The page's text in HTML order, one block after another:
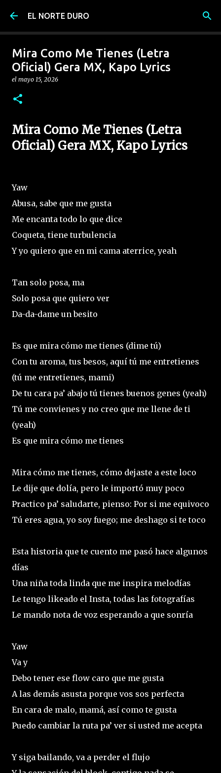
Ir al contenido principal
EL NORTE DURO
Mira Como Me Tienes (Letra
Oficial) Gera MX, Kapo Lyrics
el mayo 15, 2026
Mira Como Me Tienes (Letra
Oficial) Gera MX, Kapo Lyrics
Yaw
Abusa, sabe que me gusta
Me encanta todo lo que dice
Coqueta, tiene turbulencia
Y yo quiero que en mi cama aterrice, yeah
Tan solo posa, ma
Solo posa que quiero ver
Da-da-dame un besito
Es que mira cómo me tienes (dime tú)
Con tu aroma, tus besos, aquí tú me entretienes
(tú me entretienes, mami)
De tu cara pa’ abajo tú tienes buenos genes (yeah)
Tú me convienes y no creo que me llene de ti
(yeah)
Es que mira cómo me tienes
Mira cómo me tienes, cómo dejaste a este loco
Le dije que dolía, pero le importó muy poco
Practico pa’ saludarte, pienso: Por si me equivoco
Tú eres agua, yo soy fuego; me deshago si te toco
Esta historia que te cuento me pasó hace algunos
días
Una niña toda linda que me inspira melodías
Le tengo likeado el Insta, todas las fotografías
Le mando nota de voz esperando a que sonría
Yaw
Va y
Debo tener ese flow caro que me gusta
A las demás asusta porque vos sos perfecta
En cara de malo, mamá, así como te gusta
Puedo cambiar la ruta pa’ ver si usted me acepta
Y siga bailando, va a perder el flujo